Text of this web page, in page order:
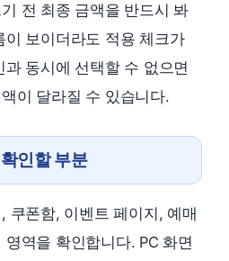
전 최종 금액을 반드시 봐
이 보이더라도 적용 체크가
동시에 선택할 수 없으면
이 달라질 수 있습니다.
인할 부분
쿠폰함, 이벤트 페이지, 예매
역을 확인합니다. PC 화면